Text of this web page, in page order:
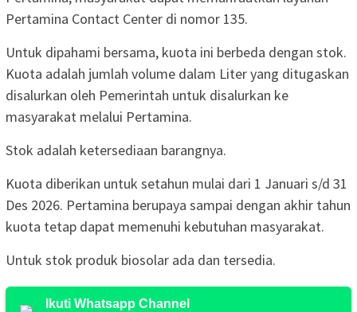
Pertamina Contact Center di nomor 135.
Untuk dipahami bersama, kuota ini berbeda dengan stok.
Kuota adalah jumlah volume dalam Liter yang ditugaskan
disalurkan oleh Pemerintah untuk disalurkan ke
masyarakat melalui Pertamina.
Stok adalah ketersediaan barangnya.
Kuota diberikan untuk setahun mulai dari 1 Januari s/d 31
Des 2026. Pertamina berupaya sampai dengan akhir tahun
kuota tetap dapat memenuhi kebutuhan masyarakat.
Untuk stok produk biosolar ada dan tersedia.
Ikuti Whatsapp Channel